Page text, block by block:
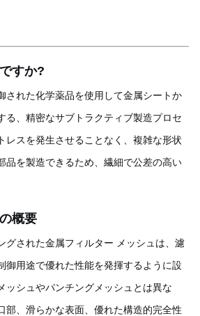
すか?
された化学薬品を使用して金属シートか
る、精密なサブトラクティブ製造プロセ
レスを発生させることなく、複雑な形状
品を製造できるため、繊細で公差の高い
概要
グされた金属フィルター メッシュは、濾
御用途で優れた性能を発揮するように設
ッシュやパンチングメッシュとは異な
部、滑らかな表面、優れた構造的完全性